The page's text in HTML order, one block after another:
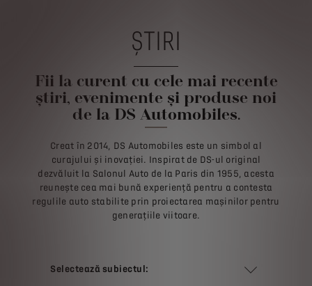
ȘTIRI
Fii la curent cu cele mai recente
știri, evenimente și produse noi
de la DS Automobiles.
Creat în 2014, DS Automobiles este un simbol al
curajului și inovației. Inspirat de DS-ul original
dezvăluit la Salonul Auto de la Paris din 1955, acesta
reunește cea mai bună experiență pentru a contesta
regulile auto stabilite prin proiectarea mașinilor pentru
generațiile viitoare.
Selectează subiectul: